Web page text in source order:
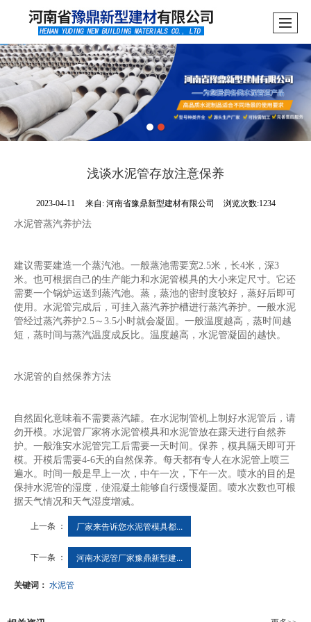
浅谈水泥管存放注意保养
2023-04-11 来自: 河南省豫鼎新型建材有限公司 浏览次数:1234
水泥管蒸汽养护法
建议需要建造一个蒸汽池。一般蒸池需要宽2.5米，长4米，深3
米。也可根据自己的生产能力和水泥管模具的大小来定尺寸。它还
需要一个锅炉运送到蒸汽池。蒸，蒸池的密封度较好，蒸好后即可
使用。水泥管完成后，可挂入蒸汽养护槽进行蒸汽养护。一般水泥
管经过蒸汽养护2.5～3.5小时就会凝固。一般温度越高，蒸时间越
短，蒸时间与蒸汽温度成反比。温度越高，水泥管凝固的越快。
水泥管的自然保养方法
自然固化意味着不需要蒸汽罐。在水泥制管机上制好水泥管后，请
勿开模。水泥管厂家将水泥管模具和水泥管放在露天进行自然养
护。一般淮安水泥管完工后需要一天时间。保养，模具隔天即可开
模。开模后需要4-6天的自然保养。每天都有专人在水泥管上喷三
遍水。时间一般是早上一次，中午一次，下午一次。喷水的目的是
保持水泥管的湿度，使混凝土能够自行缓慢凝固。喷水次数也可根
据天气情况和天气湿度增减。
上一条 ： 厂家来告诉您水泥管模具都...
下一条 ： 河南水泥管厂家豫鼎新型建...
关键词： 水泥管